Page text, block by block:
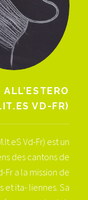
VD-FR)
Vd-Fr) est un
des cantons de
Fr a la mission de
et ita- liennes. Sa